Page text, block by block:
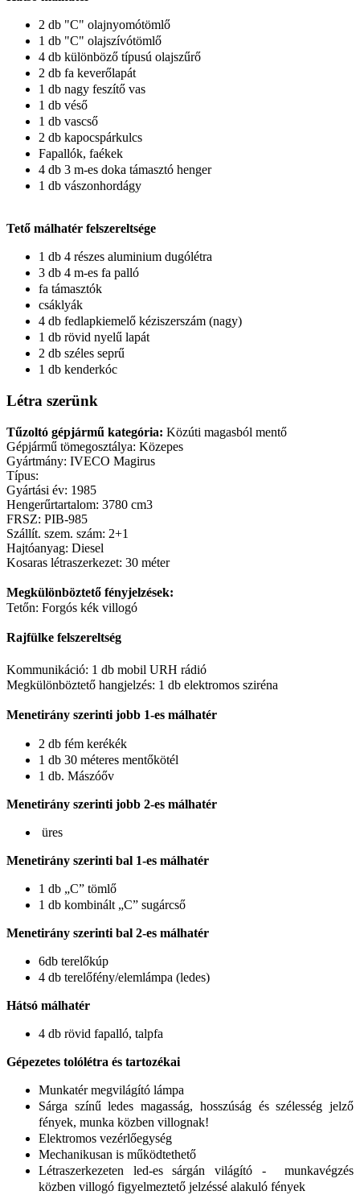
2 db "C" olajnyomótömlő
1 db "C" olajszívótömlő
4 db különböző típusú olajszűrő
2 db fa keverőlapát
1 db nagy feszítő vas
1 db véső
1 db vascső
2 db kapocspárkulcs
Fapallók, faékek
4 db 3 m-es doka támasztó henger
1 db vászonhordágy
Tető málhatér felszereltsége
1 db 4 részes aluminium dugólétra
3 db 4 m-es fa palló
fa támasztók
csáklyák
4 db fedlapkiemelő kéziszerszám (nagy)
1 db rövid nyelű lapát
2 db széles seprű
1 db kenderkóc
Létra szerünk
Tűzoltó gépjármű kategória: Közúti magasból mentő
Gépjármű tömegosztálya: Közepes
Gyártmány: IVECO Magirus
Típus:
Gyártási év: 1985
Hengerűrtartalom: 3780 cm3
FRSZ: PIB-985
Szállít. szem. szám: 2+1
Hajtóanyag: Diesel
Kosaras létraszerkezet: 30 méter
Megkülönböztető fényjelzések:
Tetőn: Forgós kék villogó
Rajfülke felszereltség
Kommunikáció: 1 db mobil URH rádió
Megkülönböztető hangjelzés: 1 db elektromos sziréna
Menetirány szerinti jobb 1-es málhatér
2 db fém kerékék
1 db 30 méteres mentőkötél
1 db. Mászóőv
Menetirány szerinti jobb 2-es málhatér
üres
Menetirány szerinti bal 1-es málhatér
1 db „C” tömlő
1 db kombinált „C” sugárcső
Menetirány szerinti bal 2-es málhatér
6db terelőkúp
4 db terelőfény/elemlámpa (ledes)
Hátsó málhatér
4 db rövid fapalló, talpfa
Gépezetes tolólétra és tartozékai
Munkatér megvilágító lámpa
Sárga színű ledes magasság, hosszúság és szélesség jelző
fények, munka közben villognak!
Elektromos vezérlőegység
Mechanikusan is működtethető
Létraszerkezeten led-es sárgán világító - munkavégzés
közben villogó figyelmeztető jelzéssé alakuló fények